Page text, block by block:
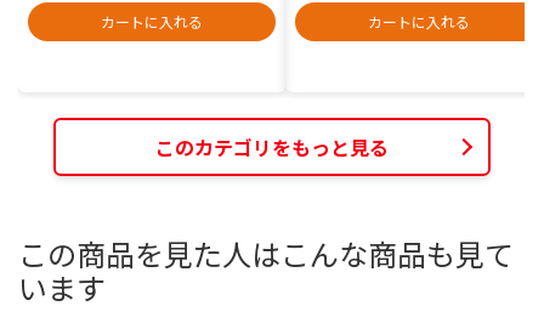
カートに入れる
カートに入れる
このカテゴリをもっと見る
この商品を見た人はこんな商品も見て
います